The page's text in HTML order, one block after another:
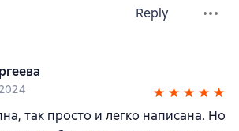
Reply
так просто и легко написана. Но